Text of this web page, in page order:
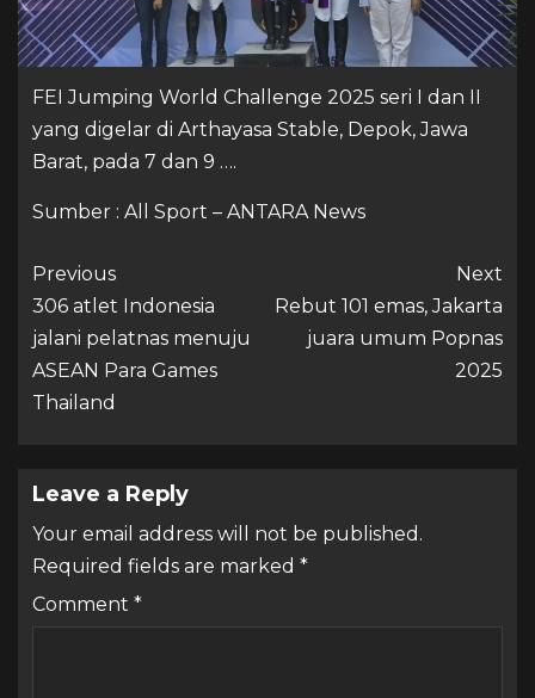
FEI Jumping World Challenge 2025 seri I dan II
yang digelar di Arthayasa Stable, Depok, Jawa
Barat, pada 7 dan 9 ….
Sumber : All Sport – ANTARA News
Previous
306 atlet Indonesia
jalani pelatnas menuju
ASEAN Para Games
Thailand
Next
Rebut 101 emas, Jakarta
juara umum Popnas
2025
Leave a Reply
Your email address will not be published.
Required fields are marked *
Comment *